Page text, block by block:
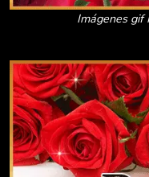
Imágenes gif